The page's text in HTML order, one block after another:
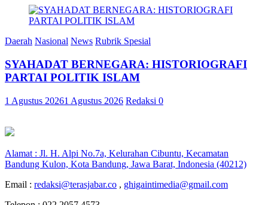
Daerah Nasional News Rubrik Spesial
SYAHADAT BERNEGARA: HISTORIOGRAFI
PARTAI POLITIK ISLAM
1 Agustus 20261 Agustus 2026 Redaksi 0
Alamat : Jl. H. Alpi No.7a, Kelurahan Cibuntu, Kecamatan
Bandung Kulon, Kota Bandung, Jawa Barat, Indonesia (40212)
Email : redaksi@terasjabar.co , ghigaintimedia@gmail.com